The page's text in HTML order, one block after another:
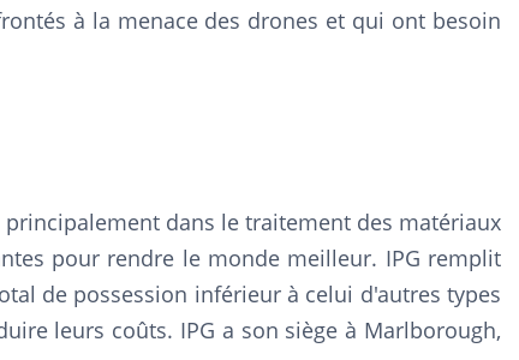
à la menace des drones et qui ont besoin
dans le traitement des matériaux
pour rendre le monde meilleur. IPG remplit
de possession inférieur à celui d'autres types
leurs coûts. IPG a son siège à Marlborough,